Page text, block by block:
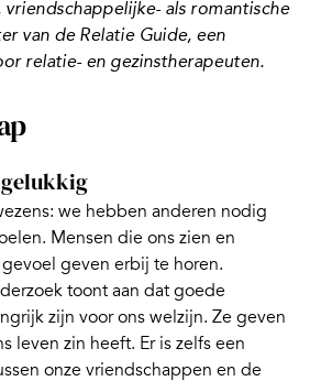
vriendschappelijke- als romantische
van de Relatie Guide, een
relatie- en gezinstherapeuten.
we hebben anderen nodig
Mensen die ons zien en
geven erbij te horen.
toont aan dat goede
zijn voor ons welzijn. Ze geven
leven zin heeft. Er is zelfs een
onze vriendschappen en de